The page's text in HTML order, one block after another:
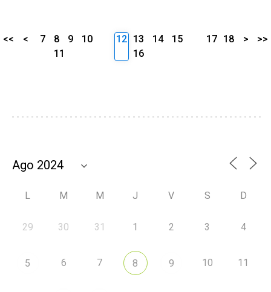
<< < 7 8 9
10
11
12 13 14
15
16
17 18 > >>
L M M J V S D
29 30 31 1 2 3 4
5 6 7 8 9 10 11